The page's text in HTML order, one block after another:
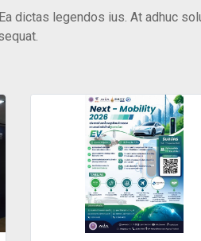
dictas legendos ius. At adhuc